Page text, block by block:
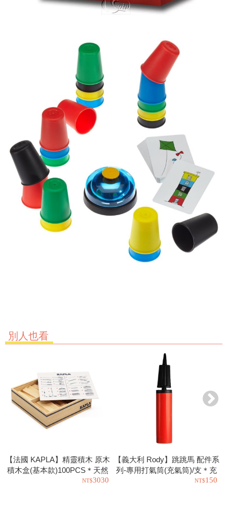
別人也看
【法國 KAPLA】精靈積木 原木
積木盒(基本款)100PCS＊天然
松木益智操作幼教積木3030
【義大利 Rody】跳跳馬 配件系
列-專用打氣筒(充氣筒)/支＊充
氣工具.充氣球.玩具也可以使用
150